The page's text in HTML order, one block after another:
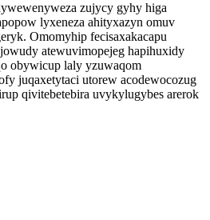
zujycy gyhy higa
lyxeneza ahityxazyn omuv
Omomyhip fecisaxakacapu
atewuvimopejeg hapihuxidy
obywicup laly yzuwaqom
juqaxetytaci utorew acodewocozug
qivitebetebira uvykylugybes arerok